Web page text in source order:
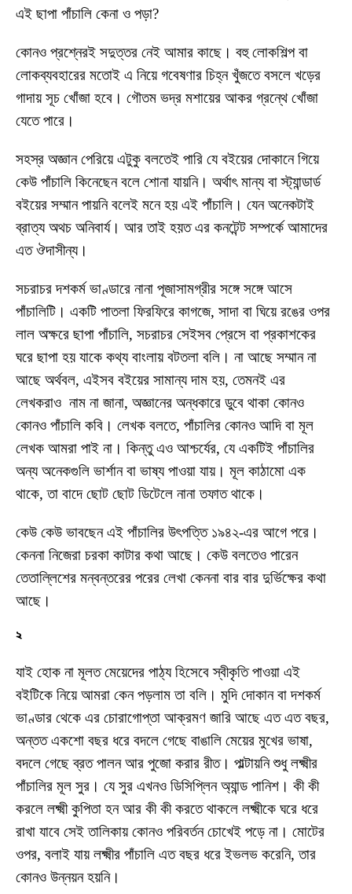
এই ছাপা পাঁচালি কেনা ও পড়া?
কোনও প্রশ্নেরই সদুত্তর নেই আমার কাছে। বহু লোকশিল্প বা
লোকব্যবহারের মতোই এ নিয়ে গবেষণার চিহ্ন খুঁজতে বসলে খড়ের
গাদায় সূচ খোঁজা হবে। গৌতম ভদ্র মশায়ের আকর গ্রন্থে খোঁজা
যেতে পারে।
সহস্র অজ্ঞান পেরিয়ে এটুকু বলতেই পারি যে বইয়ের দোকানে গিয়ে
কেউ পাঁচালি কিনেছেন বলে শোনা যায়নি। অর্থাৎ মান্য বা স্ট্যান্ডার্ড
বইয়ের সম্মান পায়নি বলেই মনে হয় এই পাঁচালি। যেন অনেকটাই
ব্রাত্য অথচ অনিবার্য। আর তাই হয়ত এর কনটেন্ট সম্পর্কে আমাদের
এত ঔদাসীন্য।
সচরাচর দশকর্ম ভাণ্ডারে নানা পূজাসামগ্রীর সঙ্গে সঙ্গে আসে
পাঁচালিটি। একটি পাতলা ফিরফিরে কাগজে, সাদা বা ঘিয়ে রঙের ওপর
লাল অক্ষরে ছাপা পাঁচালি, সচরাচর সেইসব প্রেসে বা প্রকাশকের
ঘরে ছাপা হয় যাকে কথ্য বাংলায় বটতলা বলি। না আছে সম্মান না
আছে অর্থবল, এইসব বইয়ের সামান্য দাম হয়, তেমনই এর
লেখকরাও নাম না জানা, অজ্ঞানের অন্ধকারে ডুবে থাকা কোনও
কোনও পাঁচালি কবি। লেখক বলতে, পাঁচালির কোনও আদি বা মূল
লেখক আমরা পাই না। কিন্তু এও আশ্চর্যের, যে একটিই পাঁচালির
অন্য অনেকগুলি ভার্শান বা ভাষ্য পাওয়া যায়। মূল কাঠামো এক
থাকে, তা বাদে ছোট ছোট ডিটেলে নানা তফাত থাকে।
কেউ কেউ ভাবছেন এই পাঁচালির উৎপত্তি ১৯৪২-এর আগে পরে।
কেননা নিজেরা চরকা কাটার কথা আছে। কেউ বলতেও পারেন
তেতাল্লিশের মন্বন্তরের পরের লেখা কেননা বার বার দুর্ভিক্ষের কথা
আছে।
২
যাই হোক না মূলত মেয়েদের পাঠ্য হিসেবে স্বীকৃতি পাওয়া এই
বইটিকে নিয়ে আমরা কেন পড়লাম তা বলি। মুদি দোকান বা দশকর্ম
ভাণ্ডার থেকে এর চোরাগোপ্তা আক্রমণ জারি আছে এত এত বছর,
অন্তত একশো বছর ধরে বদলে গেছে বাঙালি মেয়ের মুখের ভাষা,
বদলে গেছে ব্রত পালন আর পুজো করার রীত। পাল্টায়নি শুধু লক্ষ্মীর
পাঁচালির মূল সুর। যে সুর এখনও ডিসিপ্লিন অ্যান্ড পানিশ। কী কী
করলে লক্ষ্মী কুপিতা হন আর কী কী করতে থাকলে লক্ষ্মীকে ঘরে ধরে
রাখা যাবে সেই তালিকায় কোনও পরিবর্তন চোখেই পড়ে না। মোটের
ওপর, বলাই যায় লক্ষ্মীর পাঁচালি এত বছর ধরে ইভলভ করেনি, তার
কোনও উন্নয়ন হয়নি।